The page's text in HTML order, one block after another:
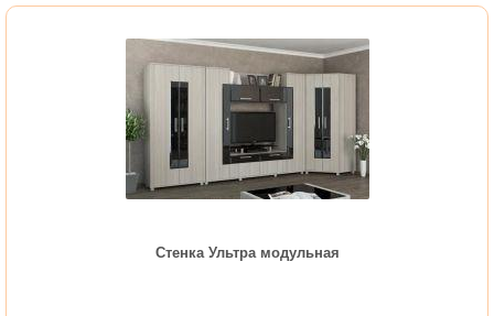
Cтенка Ультра модульная